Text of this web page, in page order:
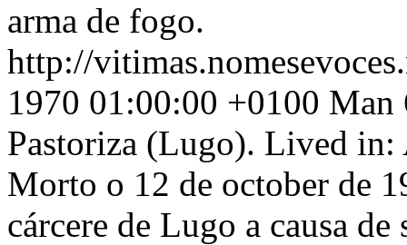
arma de fogo.
http://
1970 01:00:00 +0100 Man
Pastoriza (Lugo). Lived
Morto o 12 de october de
cárcere de Lugo a causa